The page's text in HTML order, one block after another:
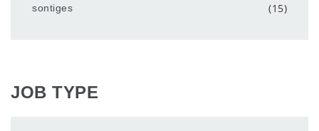
sontiges (15)
JOB TYPE